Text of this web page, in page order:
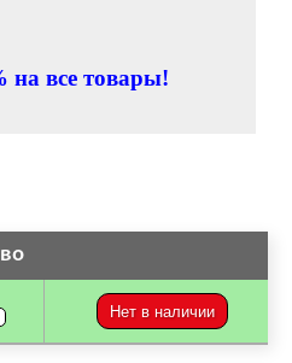
на все товары!
Нет в наличии